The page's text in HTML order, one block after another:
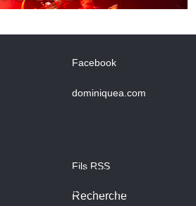
Facebook
dominiquea.com
Fils RSS
Recherche
et l’expérience utilisateur (cookies
vous-même si vous autorisez